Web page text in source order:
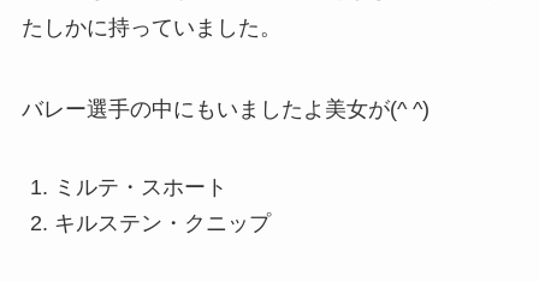
たしかに持っていました。
バレー選手の中にもいましたよ美女が(^ ^)
ミルテ・スホート
キルステン・クニップ